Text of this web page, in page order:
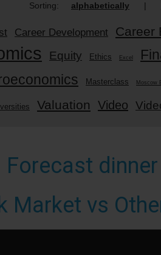
Sorting: alphabetically |
Career Development Career
Equity Ethics Excel
Masterclass Moscow
Valuation Video
Forecast
Market vs